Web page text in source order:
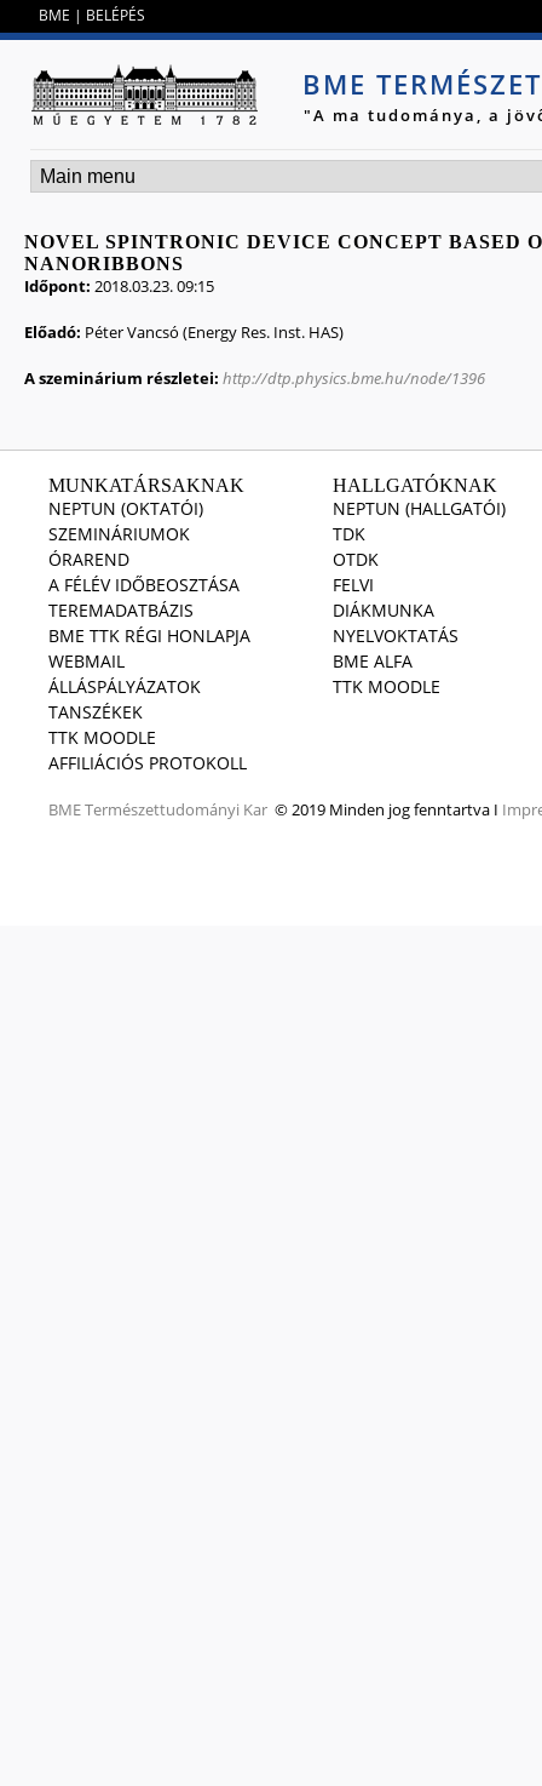
BME | BELÉPÉS
BME
"A ma tudománya, a
NOVEL SPINTRONIC DEVICE CONCEPT BASED
NANORIBBONS
Időpont: 2018.03.23. 09:15
Előadó: Péter Vancsó (Energy Res. Inst. HAS)
A szeminárium részletei: http://dtp.physics.bme.hu/node/1396
MUNKATÁRSAKNAK
NEPTUN (OKTATÓI)
SZEMINÁRIUMOK
ÓRAREND
A FÉLÉV IDŐBEOSZTÁSA
TEREMADATBÁZIS
BME TTK RÉGI HONLAPJA
WEBMAIL
ÁLLÁSPÁLYÁZATOK
TANSZÉKEK
TTK MOODLE
AFFILIÁCIÓS PROTOKOLL
BMETermészettudományi Kar © 2019 Minden jog fenntartva I
HALLGATÓKNAK
NEPTUN (HALLGATÓI)
TDK
OTDK
FELVI
DIÁKMUNKA
NYELVOKTATÁS
BME ALFA
TTK MOODLE